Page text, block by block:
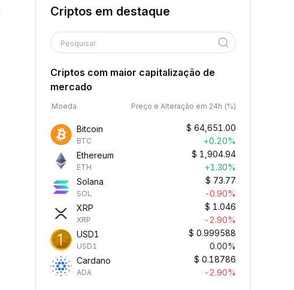
Criptos em destaque
Pesquisar
Criptos com maior capitalização de
mercado
Moeda Preço e Alteração em 24h (%)
Bitcoin
BTC
$ 64,651.00
+0.20%
Ethereum
ETH
$ 1,904.94
+1.30%
Solana
SOL
$ 73.77
-0.90%
XRP
XRP
$ 1.046
-2.90%
USD1
USD1
$ 0.999588
0.00%
Cardano
ADA
$ 0.18786
-2.90%